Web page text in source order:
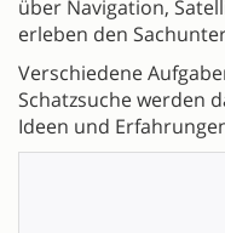
über Navigation,
erleben den
Verschiedene
Schatzsuche werden
Ideen und